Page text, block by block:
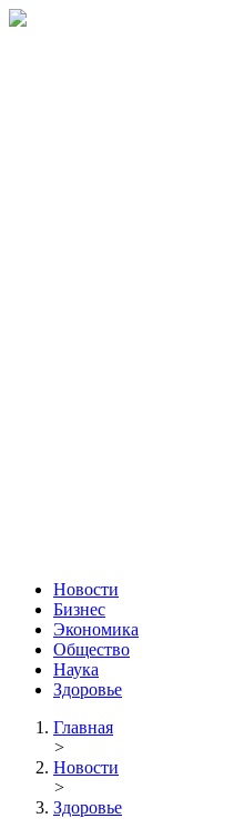
Новости
Бизнес
Экономика
Общество
Наука
Здоровье
Главная
>
Новости
>
Здоровье